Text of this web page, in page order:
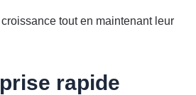
tout en maintenant leur
rapide